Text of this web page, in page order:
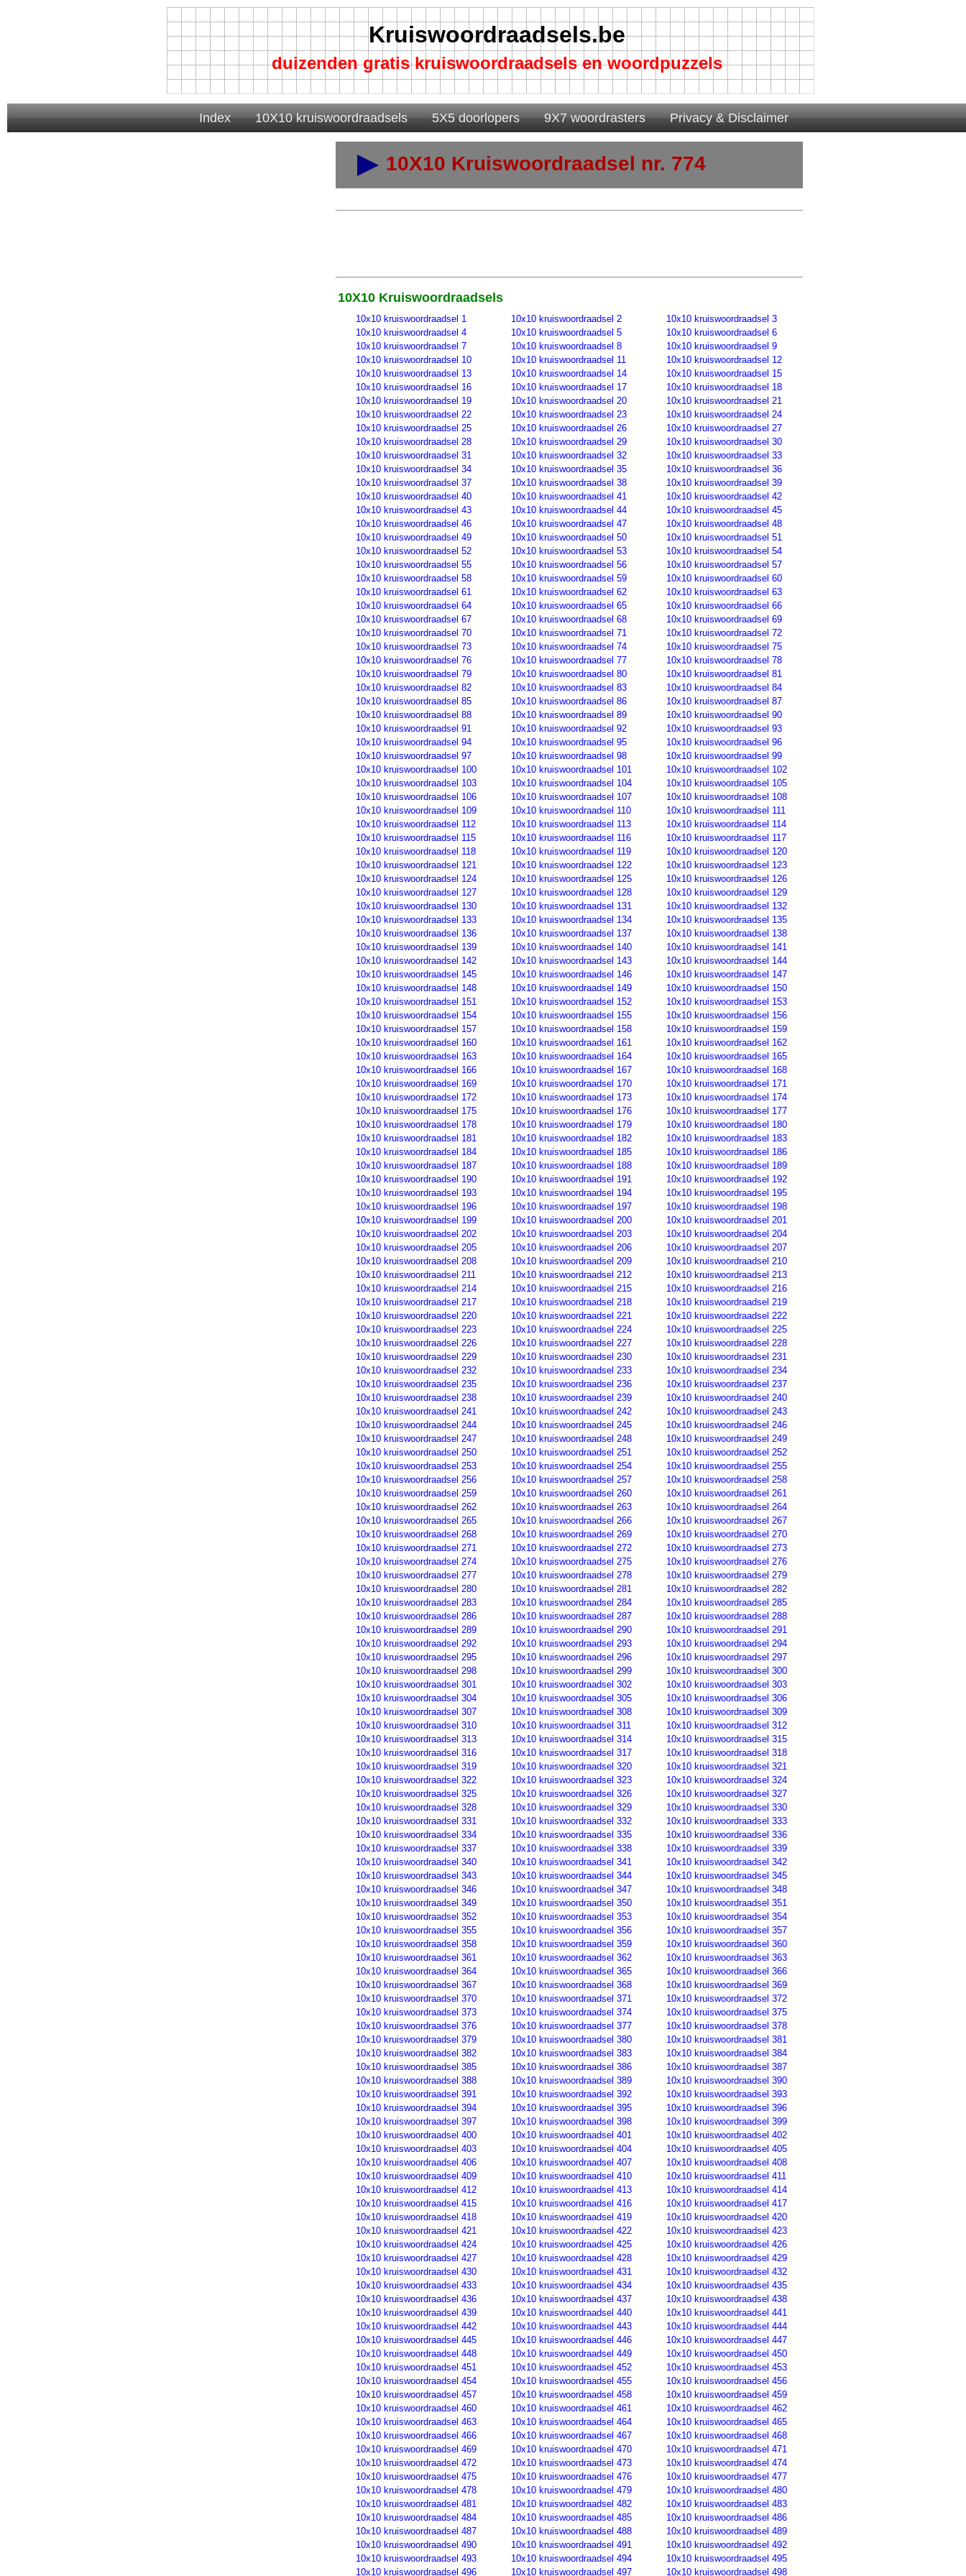
Kruiswoordraadsels.be
duizenden gratis kruiswoordraadsels en woordpuzzels
Index 10X10 kruiswoordraadsels 5X5 doorlopers 9X7 woordrasters Privacy & Disclaimer
10X10 Kruiswoordraadsel nr. 774
10X10 Kruiswoordraadsels
10x10 kruiswoordraadsel 1 10x10 kruiswoordraadsel 2
10x10 kruiswoordraadsel 3
10x10 kruiswoordraadsel 4
10x10 kruiswoordraadsel 5
10x10 kruiswoordraadsel 6
10x10 kruiswoordraadsel 7
10x10 kruiswoordraadsel 8
10x10 kruiswoordraadsel 9
10x10 kruiswoordraadsel 10
10x10 kruiswoordraadsel 11
10x10 kruiswoordraadsel 12
10x10 kruiswoordraadsel 13
10x10 kruiswoordraadsel 14
10x10 kruiswoordraadsel 15
10x10 kruiswoordraadsel 16
10x10 kruiswoordraadsel 17
10x10 kruiswoordraadsel 18
10x10 kruiswoordraadsel 19
10x10 kruiswoordraadsel 20
10x10 kruiswoordraadsel 21
10x10 kruiswoordraadsel 22
10x10 kruiswoordraadsel 23
10x10 kruiswoordraadsel 24
10x10 kruiswoordraadsel 25
10x10 kruiswoordraadsel 26
10x10 kruiswoordraadsel 27
10x10 kruiswoordraadsel 28
10x10 kruiswoordraadsel 29
10x10 kruiswoordraadsel 30
10x10 kruiswoordraadsel 31
10x10 kruiswoordraadsel 32
10x10 kruiswoordraadsel 33
10x10 kruiswoordraadsel 34
10x10 kruiswoordraadsel 35
10x10 kruiswoordraadsel 36
10x10 kruiswoordraadsel 37
10x10 kruiswoordraadsel 38
10x10 kruiswoordraadsel 39
10x10 kruiswoordraadsel 40
10x10 kruiswoordraadsel 41
10x10 kruiswoordraadsel 42
10x10 kruiswoordraadsel 43
10x10 kruiswoordraadsel 44
10x10 kruiswoordraadsel 45
10x10 kruiswoordraadsel 46
10x10 kruiswoordraadsel 47
10x10 kruiswoordraadsel 48
10x10 kruiswoordraadsel 49
10x10 kruiswoordraadsel 50
10x10 kruiswoordraadsel 51
10x10 kruiswoordraadsel 52
10x10 kruiswoordraadsel 53
10x10 kruiswoordraadsel 54
10x10 kruiswoordraadsel 55
10x10 kruiswoordraadsel 56
10x10 kruiswoordraadsel 57
10x10 kruiswoordraadsel 58
10x10 kruiswoordraadsel 59
10x10 kruiswoordraadsel 60
10x10 kruiswoordraadsel 61
10x10 kruiswoordraadsel 62
10x10 kruiswoordraadsel 63
10x10 kruiswoordraadsel 64
10x10 kruiswoordraadsel 65
10x10 kruiswoordraadsel 66
10x10 kruiswoordraadsel 67
10x10 kruiswoordraadsel 68
10x10 kruiswoordraadsel 69
10x10 kruiswoordraadsel 70
10x10 kruiswoordraadsel 71
10x10 kruiswoordraadsel 72
10x10 kruiswoordraadsel 73
10x10 kruiswoordraadsel 74
10x10 kruiswoordraadsel 75
10x10 kruiswoordraadsel 76
10x10 kruiswoordraadsel 77
10x10 kruiswoordraadsel 78
10x10 kruiswoordraadsel 79
10x10 kruiswoordraadsel 80
10x10 kruiswoordraadsel 81
10x10 kruiswoordraadsel 82
10x10 kruiswoordraadsel 83
10x10 kruiswoordraadsel 84
10x10 kruiswoordraadsel 85
10x10 kruiswoordraadsel 86
10x10 kruiswoordraadsel 87
10x10 kruiswoordraadsel 88
10x10 kruiswoordraadsel 89
10x10 kruiswoordraadsel 90
10x10 kruiswoordraadsel 91
10x10 kruiswoordraadsel 92
10x10 kruiswoordraadsel 93
10x10 kruiswoordraadsel 94
10x10 kruiswoordraadsel 95
10x10 kruiswoordraadsel 96
10x10 kruiswoordraadsel 97
10x10 kruiswoordraadsel 98
10x10 kruiswoordraadsel 99
10x10 kruiswoordraadsel 100
10x10 kruiswoordraadsel 101
10x10 kruiswoordraadsel 102
10x10 kruiswoordraadsel 103
10x10 kruiswoordraadsel 104
10x10 kruiswoordraadsel 105
10x10 kruiswoordraadsel 106
10x10 kruiswoordraadsel 107
10x10 kruiswoordraadsel 108
10x10 kruiswoordraadsel 109
10x10 kruiswoordraadsel 110
10x10 kruiswoordraadsel 111
10x10 kruiswoordraadsel 112
10x10 kruiswoordraadsel 113
10x10 kruiswoordraadsel 114
10x10 kruiswoordraadsel 115
10x10 kruiswoordraadsel 116
10x10 kruiswoordraadsel 117
10x10 kruiswoordraadsel 118
10x10 kruiswoordraadsel 119
10x10 kruiswoordraadsel 120
10x10 kruiswoordraadsel 121
10x10 kruiswoordraadsel 122
10x10 kruiswoordraadsel 123
10x10 kruiswoordraadsel 124
10x10 kruiswoordraadsel 125
10x10 kruiswoordraadsel 126
10x10 kruiswoordraadsel 127
10x10 kruiswoordraadsel 128
10x10 kruiswoordraadsel 129
10x10 kruiswoordraadsel 130
10x10 kruiswoordraadsel 131
10x10 kruiswoordraadsel 132
10x10 kruiswoordraadsel 133
10x10 kruiswoordraadsel 134
10x10 kruiswoordraadsel 135
10x10 kruiswoordraadsel 136
10x10 kruiswoordraadsel 137
10x10 kruiswoordraadsel 138
10x10 kruiswoordraadsel 139
10x10 kruiswoordraadsel 140
10x10 kruiswoordraadsel 141
10x10 kruiswoordraadsel 142
10x10 kruiswoordraadsel 143
10x10 kruiswoordraadsel 144
10x10 kruiswoordraadsel 145
10x10 kruiswoordraadsel 146
10x10 kruiswoordraadsel 147
10x10 kruiswoordraadsel 148
10x10 kruiswoordraadsel 149
10x10 kruiswoordraadsel 150
10x10 kruiswoordraadsel 151
10x10 kruiswoordraadsel 152
10x10 kruiswoordraadsel 153
10x10 kruiswoordraadsel 154
10x10 kruiswoordraadsel 155
10x10 kruiswoordraadsel 156
10x10 kruiswoordraadsel 157
10x10 kruiswoordraadsel 158
10x10 kruiswoordraadsel 159
10x10 kruiswoordraadsel 160
10x10 kruiswoordraadsel 161
10x10 kruiswoordraadsel 162
10x10 kruiswoordraadsel 163
10x10 kruiswoordraadsel 164
10x10 kruiswoordraadsel 165
10x10 kruiswoordraadsel 166
10x10 kruiswoordraadsel 167
10x10 kruiswoordraadsel 168
10x10 kruiswoordraadsel 169
10x10 kruiswoordraadsel 170
10x10 kruiswoordraadsel 171
10x10 kruiswoordraadsel 172
10x10 kruiswoordraadsel 173
10x10 kruiswoordraadsel 174
10x10 kruiswoordraadsel 175
10x10 kruiswoordraadsel 176
10x10 kruiswoordraadsel 177
10x10 kruiswoordraadsel 178
10x10 kruiswoordraadsel 179
10x10 kruiswoordraadsel 180
10x10 kruiswoordraadsel 181
10x10 kruiswoordraadsel 182
10x10 kruiswoordraadsel 183
10x10 kruiswoordraadsel 184
10x10 kruiswoordraadsel 185
10x10 kruiswoordraadsel 186
10x10 kruiswoordraadsel 187
10x10 kruiswoordraadsel 188
10x10 kruiswoordraadsel 189
10x10 kruiswoordraadsel 190
10x10 kruiswoordraadsel 191
10x10 kruiswoordraadsel 192
10x10 kruiswoordraadsel 193
10x10 kruiswoordraadsel 194
10x10 kruiswoordraadsel 195
10x10 kruiswoordraadsel 196
10x10 kruiswoordraadsel 197
10x10 kruiswoordraadsel 198
10x10 kruiswoordraadsel 199
10x10 kruiswoordraadsel 200
10x10 kruiswoordraadsel 201
10x10 kruiswoordraadsel 202
10x10 kruiswoordraadsel 203
10x10 kruiswoordraadsel 204
10x10 kruiswoordraadsel 205
10x10 kruiswoordraadsel 206
10x10 kruiswoordraadsel 207
10x10 kruiswoordraadsel 208
10x10 kruiswoordraadsel 209
10x10 kruiswoordraadsel 210
10x10 kruiswoordraadsel 211
10x10 kruiswoordraadsel 212
10x10 kruiswoordraadsel 213
10x10 kruiswoordraadsel 214
10x10 kruiswoordraadsel 215
10x10 kruiswoordraadsel 216
10x10 kruiswoordraadsel 217
10x10 kruiswoordraadsel 218
10x10 kruiswoordraadsel 219
10x10 kruiswoordraadsel 220
10x10 kruiswoordraadsel 221
10x10 kruiswoordraadsel 222
10x10 kruiswoordraadsel 223
10x10 kruiswoordraadsel 224
10x10 kruiswoordraadsel 225
10x10 kruiswoordraadsel 226
10x10 kruiswoordraadsel 227
10x10 kruiswoordraadsel 228
10x10 kruiswoordraadsel 229
10x10 kruiswoordraadsel 230
10x10 kruiswoordraadsel 231
10x10 kruiswoordraadsel 232
10x10 kruiswoordraadsel 233
10x10 kruiswoordraadsel 234
10x10 kruiswoordraadsel 235
10x10 kruiswoordraadsel 236
10x10 kruiswoordraadsel 237
10x10 kruiswoordraadsel 238
10x10 kruiswoordraadsel 239
10x10 kruiswoordraadsel 240
10x10 kruiswoordraadsel 241
10x10 kruiswoordraadsel 242
10x10 kruiswoordraadsel 243
10x10 kruiswoordraadsel 244
10x10 kruiswoordraadsel 245
10x10 kruiswoordraadsel 246
10x10 kruiswoordraadsel 247
10x10 kruiswoordraadsel 248
10x10 kruiswoordraadsel 249
10x10 kruiswoordraadsel 250
10x10 kruiswoordraadsel 251
10x10 kruiswoordraadsel 252
10x10 kruiswoordraadsel 253
10x10 kruiswoordraadsel 254
10x10 kruiswoordraadsel 255
10x10 kruiswoordraadsel 256
10x10 kruiswoordraadsel 257
10x10 kruiswoordraadsel 258
10x10 kruiswoordraadsel 259
10x10 kruiswoordraadsel 260
10x10 kruiswoordraadsel 261
10x10 kruiswoordraadsel 262
10x10 kruiswoordraadsel 263
10x10 kruiswoordraadsel 264
10x10 kruiswoordraadsel 265
10x10 kruiswoordraadsel 266
10x10 kruiswoordraadsel 267
10x10 kruiswoordraadsel 268
10x10 kruiswoordraadsel 269
10x10 kruiswoordraadsel 270
10x10 kruiswoordraadsel 271
10x10 kruiswoordraadsel 272
10x10 kruiswoordraadsel 273
10x10 kruiswoordraadsel 274
10x10 kruiswoordraadsel 275
10x10 kruiswoordraadsel 276
10x10 kruiswoordraadsel 277
10x10 kruiswoordraadsel 278
10x10 kruiswoordraadsel 279
10x10 kruiswoordraadsel 280
10x10 kruiswoordraadsel 281
10x10 kruiswoordraadsel 282
10x10 kruiswoordraadsel 283
10x10 kruiswoordraadsel 284
10x10 kruiswoordraadsel 285
10x10 kruiswoordraadsel 286
10x10 kruiswoordraadsel 287
10x10 kruiswoordraadsel 288
10x10 kruiswoordraadsel 289
10x10 kruiswoordraadsel 290
10x10 kruiswoordraadsel 291
10x10 kruiswoordraadsel 292
10x10 kruiswoordraadsel 293
10x10 kruiswoordraadsel 294
10x10 kruiswoordraadsel 295
10x10 kruiswoordraadsel 296
10x10 kruiswoordraadsel 297
10x10 kruiswoordraadsel 298
10x10 kruiswoordraadsel 299
10x10 kruiswoordraadsel 300
10x10 kruiswoordraadsel 301
10x10 kruiswoordraadsel 302
10x10 kruiswoordraadsel 303
10x10 kruiswoordraadsel 304
10x10 kruiswoordraadsel 305
10x10 kruiswoordraadsel 306
10x10 kruiswoordraadsel 307
10x10 kruiswoordraadsel 308
10x10 kruiswoordraadsel 309
10x10 kruiswoordraadsel 310
10x10 kruiswoordraadsel 311
10x10 kruiswoordraadsel 312
10x10 kruiswoordraadsel 313
10x10 kruiswoordraadsel 314
10x10 kruiswoordraadsel 315
10x10 kruiswoordraadsel 316
10x10 kruiswoordraadsel 317
10x10 kruiswoordraadsel 318
10x10 kruiswoordraadsel 319
10x10 kruiswoordraadsel 320
10x10 kruiswoordraadsel 321
10x10 kruiswoordraadsel 322
10x10 kruiswoordraadsel 323
10x10 kruiswoordraadsel 324
10x10 kruiswoordraadsel 325
10x10 kruiswoordraadsel 326
10x10 kruiswoordraadsel 327
10x10 kruiswoordraadsel 328
10x10 kruiswoordraadsel 329
10x10 kruiswoordraadsel 330
10x10 kruiswoordraadsel 331
10x10 kruiswoordraadsel 332
10x10 kruiswoordraadsel 333
10x10 kruiswoordraadsel 334
10x10 kruiswoordraadsel 335
10x10 kruiswoordraadsel 336
10x10 kruiswoordraadsel 337
10x10 kruiswoordraadsel 338
10x10 kruiswoordraadsel 339
10x10 kruiswoordraadsel 340
10x10 kruiswoordraadsel 341
10x10 kruiswoordraadsel 342
10x10 kruiswoordraadsel 343
10x10 kruiswoordraadsel 344
10x10 kruiswoordraadsel 345
10x10 kruiswoordraadsel 346
10x10 kruiswoordraadsel 347
10x10 kruiswoordraadsel 348
10x10 kruiswoordraadsel 349
10x10 kruiswoordraadsel 350
10x10 kruiswoordraadsel 351
10x10 kruiswoordraadsel 352
10x10 kruiswoordraadsel 353
10x10 kruiswoordraadsel 354
10x10 kruiswoordraadsel 355
10x10 kruiswoordraadsel 356
10x10 kruiswoordraadsel 357
10x10 kruiswoordraadsel 358
10x10 kruiswoordraadsel 359
10x10 kruiswoordraadsel 360
10x10 kruiswoordraadsel 361
10x10 kruiswoordraadsel 362
10x10 kruiswoordraadsel 363
10x10 kruiswoordraadsel 364
10x10 kruiswoordraadsel 365
10x10 kruiswoordraadsel 366
10x10 kruiswoordraadsel 367
10x10 kruiswoordraadsel 368
10x10 kruiswoordraadsel 369
10x10 kruiswoordraadsel 370
10x10 kruiswoordraadsel 371
10x10 kruiswoordraadsel 372
10x10 kruiswoordraadsel 373
10x10 kruiswoordraadsel 374
10x10 kruiswoordraadsel 375
10x10 kruiswoordraadsel 376
10x10 kruiswoordraadsel 377
10x10 kruiswoordraadsel 378
10x10 kruiswoordraadsel 379
10x10 kruiswoordraadsel 380
10x10 kruiswoordraadsel 381
10x10 kruiswoordraadsel 382
10x10 kruiswoordraadsel 383
10x10 kruiswoordraadsel 384
10x10 kruiswoordraadsel 385
10x10 kruiswoordraadsel 386
10x10 kruiswoordraadsel 387
10x10 kruiswoordraadsel 388
10x10 kruiswoordraadsel 389
10x10 kruiswoordraadsel 390
10x10 kruiswoordraadsel 391
10x10 kruiswoordraadsel 392
10x10 kruiswoordraadsel 393
10x10 kruiswoordraadsel 394
10x10 kruiswoordraadsel 395
10x10 kruiswoordraadsel 396
10x10 kruiswoordraadsel 397
10x10 kruiswoordraadsel 398
10x10 kruiswoordraadsel 399
10x10 kruiswoordraadsel 400
10x10 kruiswoordraadsel 401
10x10 kruiswoordraadsel 402
10x10 kruiswoordraadsel 403
10x10 kruiswoordraadsel 404
10x10 kruiswoordraadsel 405
10x10 kruiswoordraadsel 406
10x10 kruiswoordraadsel 407
10x10 kruiswoordraadsel 408
10x10 kruiswoordraadsel 409
10x10 kruiswoordraadsel 410
10x10 kruiswoordraadsel 411
10x10 kruiswoordraadsel 412
10x10 kruiswoordraadsel 413
10x10 kruiswoordraadsel 414
10x10 kruiswoordraadsel 415
10x10 kruiswoordraadsel 416
10x10 kruiswoordraadsel 417
10x10 kruiswoordraadsel 418
10x10 kruiswoordraadsel 419
10x10 kruiswoordraadsel 420
10x10 kruiswoordraadsel 421
10x10 kruiswoordraadsel 422
10x10 kruiswoordraadsel 423
10x10 kruiswoordraadsel 424
10x10 kruiswoordraadsel 425
10x10 kruiswoordraadsel 426
10x10 kruiswoordraadsel 427
10x10 kruiswoordraadsel 428
10x10 kruiswoordraadsel 429
10x10 kruiswoordraadsel 430
10x10 kruiswoordraadsel 431
10x10 kruiswoordraadsel 432
10x10 kruiswoordraadsel 433
10x10 kruiswoordraadsel 434
10x10 kruiswoordraadsel 435
10x10 kruiswoordraadsel 436
10x10 kruiswoordraadsel 437
10x10 kruiswoordraadsel 438
10x10 kruiswoordraadsel 439
10x10 kruiswoordraadsel 440
10x10 kruiswoordraadsel 441
10x10 kruiswoordraadsel 442
10x10 kruiswoordraadsel 443
10x10 kruiswoordraadsel 444
10x10 kruiswoordraadsel 445
10x10 kruiswoordraadsel 446
10x10 kruiswoordraadsel 447
10x10 kruiswoordraadsel 448
10x10 kruiswoordraadsel 449
10x10 kruiswoordraadsel 450
10x10 kruiswoordraadsel 451
10x10 kruiswoordraadsel 452
10x10 kruiswoordraadsel 453
10x10 kruiswoordraadsel 454
10x10 kruiswoordraadsel 455
10x10 kruiswoordraadsel 456
10x10 kruiswoordraadsel 457
10x10 kruiswoordraadsel 458
10x10 kruiswoordraadsel 459
10x10 kruiswoordraadsel 460
10x10 kruiswoordraadsel 461
10x10 kruiswoordraadsel 462
10x10 kruiswoordraadsel 463
10x10 kruiswoordraadsel 464
10x10 kruiswoordraadsel 465
10x10 kruiswoordraadsel 466
10x10 kruiswoordraadsel 467
10x10 kruiswoordraadsel 468
10x10 kruiswoordraadsel 469
10x10 kruiswoordraadsel 470
10x10 kruiswoordraadsel 471
10x10 kruiswoordraadsel 472
10x10 kruiswoordraadsel 473
10x10 kruiswoordraadsel 474
10x10 kruiswoordraadsel 475
10x10 kruiswoordraadsel 476
10x10 kruiswoordraadsel 477
10x10 kruiswoordraadsel 478
10x10 kruiswoordraadsel 479
10x10 kruiswoordraadsel 480
10x10 kruiswoordraadsel 481
10x10 kruiswoordraadsel 482
10x10 kruiswoordraadsel 483
10x10 kruiswoordraadsel 484
10x10 kruiswoordraadsel 485
10x10 kruiswoordraadsel 486
10x10 kruiswoordraadsel 487
10x10 kruiswoordraadsel 488
10x10 kruiswoordraadsel 489
10x10 kruiswoordraadsel 490
10x10 kruiswoordraadsel 491
10x10 kruiswoordraadsel 492
10x10 kruiswoordraadsel 493
10x10 kruiswoordraadsel 494
10x10 kruiswoordraadsel 495
10x10 kruiswoordraadsel 496
10x10 kruiswoordraadsel 497 10x10 kruiswoordraadsel 498